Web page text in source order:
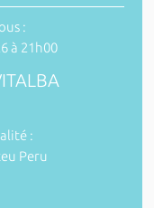
:
à 21h00
:
Peru